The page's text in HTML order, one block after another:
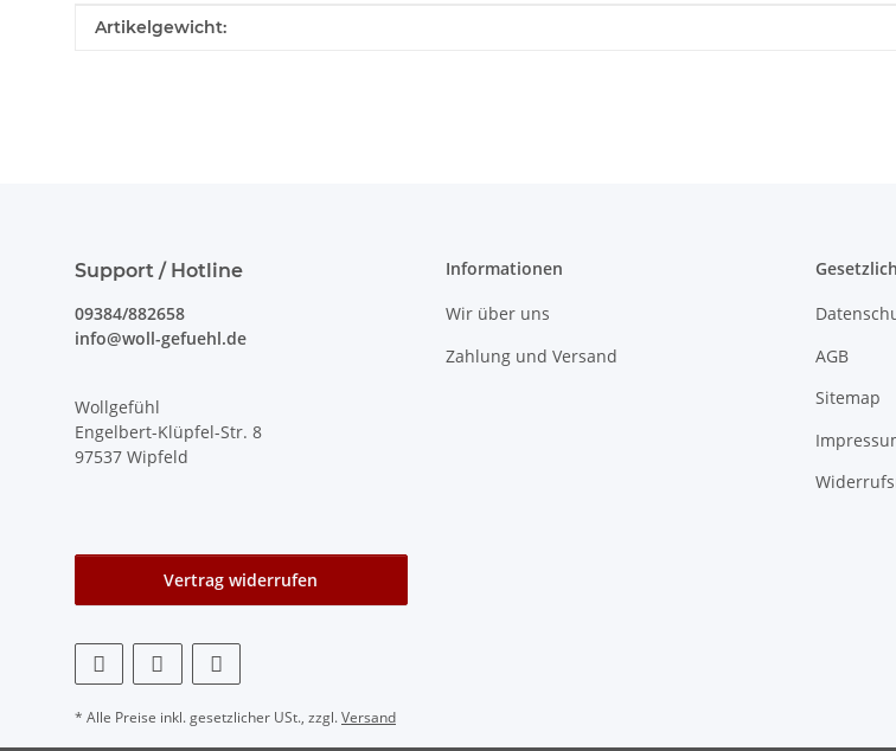
Produkteigenschaft
Wert
Artikelgewicht:
Support / Hotline
09384/882658
info@woll-gefuehl.de
Wollgefühl
Engelbert-Klüpfel-Str. 8
97537 Wipfeld
Informationen
Wir über uns
Zahlung und Versand
AGB
Sitemap
Vertrag widerrufen
* Alle Preise inkl. gesetzlicher USt., zzgl.Versand